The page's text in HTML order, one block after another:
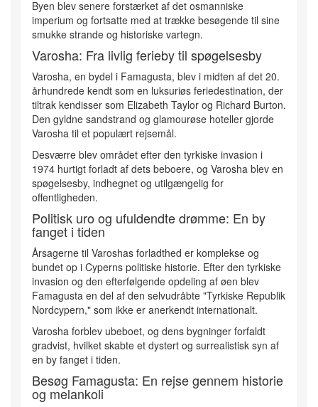
Byen blev senere forstærket af det osmanniske
imperium og fortsatte med at trække besøgende til sine
smukke strande og historiske vartegn.
Varosha: Fra livlig ferieby til spøgelsesby
Varosha, en bydel i Famagusta, blev i midten af det 20.
århundrede kendt som en luksuriøs feriedestination, der
tiltrak kendisser som Elizabeth Taylor og Richard Burton.
Den gyldne sandstrand og glamourøse hoteller gjorde
Varosha til et populært rejsemål.
Desværre blev området efter den tyrkiske invasion i
1974 hurtigt forladt af dets beboere, og Varosha blev en
spøgelsesby, indhegnet og utilgængelig for
offentligheden.
Politisk uro og ufuldendte drømme: En by
fanget i tiden
Årsagerne til Varoshas forladthed er komplekse og
bundet op i Cyperns politiske historie. Efter den tyrkiske
invasion og den efterfølgende opdeling af øen blev
Famagusta en del af den selvudråbte "Tyrkiske Republik
Nordcypern," som ikke er anerkendt internationalt.
Varosha forblev ubeboet, og dens bygninger forfaldt
gradvist, hvilket skabte et dystert og surrealistisk syn af
en by fanget i tiden.
Besøg Famagusta: En rejse gennem historie
og melankoli